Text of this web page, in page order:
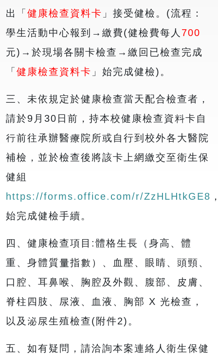
出「 健康檢查資料卡 」接受健檢。(流程：
學生活動中心報到→繳費(健檢費每人 700
元)→於現場各關卡檢查→繳回已檢查完成
「 健康檢查資料卡 」始完成健檢)。
三、未依規定於健康檢查當天配合檢查者，
請於9月30日前，持本校健康檢查資料卡自
行前往承辦醫療院所或自行到校外各大醫院
補檢，並於檢查後將該卡上網繳交至衛生保
健組
https://forms.office.com/r/ZzHLHtkGE8
始完成健檢手續。
四、健康檢查項目:體格生長（身高、體
重、身體質量指數）、血壓、眼睛、頭頸、
口腔、耳鼻喉、胸腔及外觀、腹部、皮膚、
脊柱四肢、尿液、血液、胸部 X 光檢查，
以及泌尿生殖檢查(附件2)。
五、如有疑問，請洽詢本案連絡人衛生保健